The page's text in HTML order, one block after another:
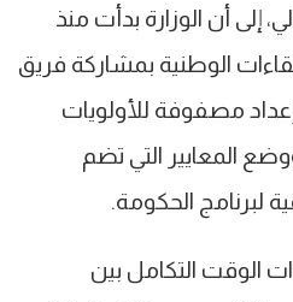
إلى أن الوزارة بدأت منذ
وبدء اللقاءات الوطنية بمشاركة فريق
مصفوفة للأولويات
المعايير التي تضم
لبرنامج الحكومة.
الوقت التكامل بين